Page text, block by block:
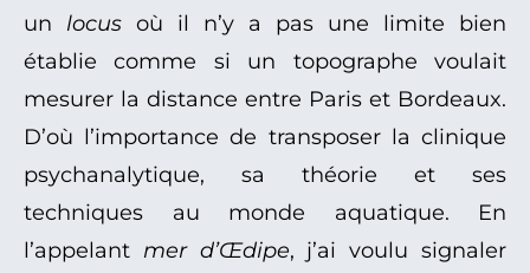
un locus où il n’y a pas une limite bien
établie comme si un topographe voulait
mesurer la distance entre Paris et Bordeaux.
D’où l’importance de transposer la clinique
psychanalytique, sa théorie et ses
techniques au monde aquatique. En
l’appelant mer d’Œdipe, j’ai voulu signaler